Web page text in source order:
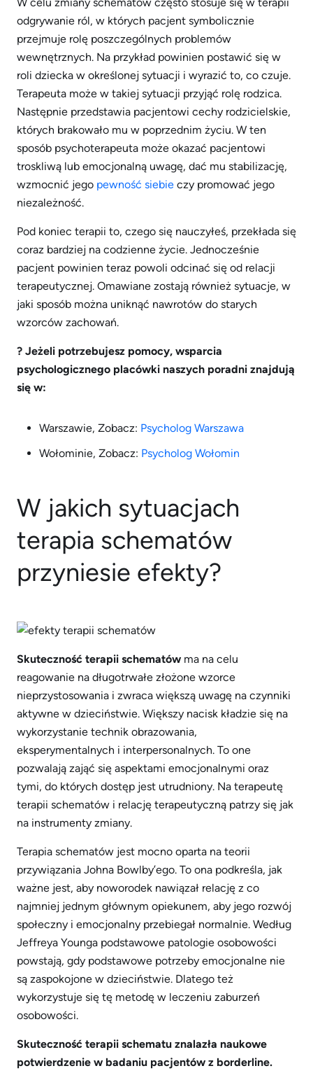
odgrywanie ról, w których pacjent symbolicznie
przejmuje rolę poszczególnych problemów
wewnętrznych. Na przykład powinien postawić się w
roli dziecka w określonej sytuacji i wyrazić to, co czuje.
Terapeuta może w takiej sytuacji przyjąć rolę rodzica.
Następnie przedstawia pacjentowi cechy rodzicielskie,
których brakowało mu w poprzednim życiu. W ten
sposób psychoterapeuta może okazać pacjentowi
troskliwą lub emocjonalną uwagę, dać mu stabilizację,
wzmocnić jego pewność siebie czy promować jego
niezależność.
Pod koniec terapii to, czego się nauczyłeś, przekłada się
coraz bardziej na codzienne życie. Jednocześnie
pacjent powinien teraz powoli odcinać się od relacji
terapeutycznej. Omawiane zostają również sytuacje, w
jaki sposób można uniknąć nawrotów do starych
wzorców zachowań.
? Jeżeli potrzebujesz pomocy, wsparcia
psychologicznego placówki naszych poradni znajdują
się w:
Warszawie, Zobacz: Psycholog Warszawa
Wołominie, Zobacz: Psycholog Wołomin
W jakich sytuacjach
terapia schematów
przyniesie efekty?
Skuteczność terapii schematów ma na celu
reagowanie na długotrwałe złożone wzorce
nieprzystosowania i zwraca większą uwagę na czynniki
aktywne w dzieciństwie. Większy nacisk kładzie się na
wykorzystanie technik obrazowania,
eksperymentalnych i interpersonalnych. To one
pozwalają zająć się aspektami emocjonalnymi oraz
tymi, do których dostęp jest utrudniony. Na terapeutę
terapii schematów i relację terapeutyczną patrzy się jak
na instrumenty zmiany.
Terapia schematów jest mocno oparta na teorii
przywiązania Johna Bowlby’ego. To ona podkreśla, jak
ważne jest, aby noworodek nawiązał relację z co
najmniej jednym głównym opiekunem, aby jego rozwój
społeczny i emocjonalny przebiegał normalnie. Według
Jeffreya Younga podstawowe patologie osobowości
powstają, gdy podstawowe potrzeby emocjonalne nie
są zaspokojone w dzieciństwie. Dlatego też
wykorzystuje się tę metodę w leczeniu zaburzeń
osobowości.
Skuteczność terapii schematu znalazła naukowe
potwierdzenie w badaniu pacjentów z borderline.